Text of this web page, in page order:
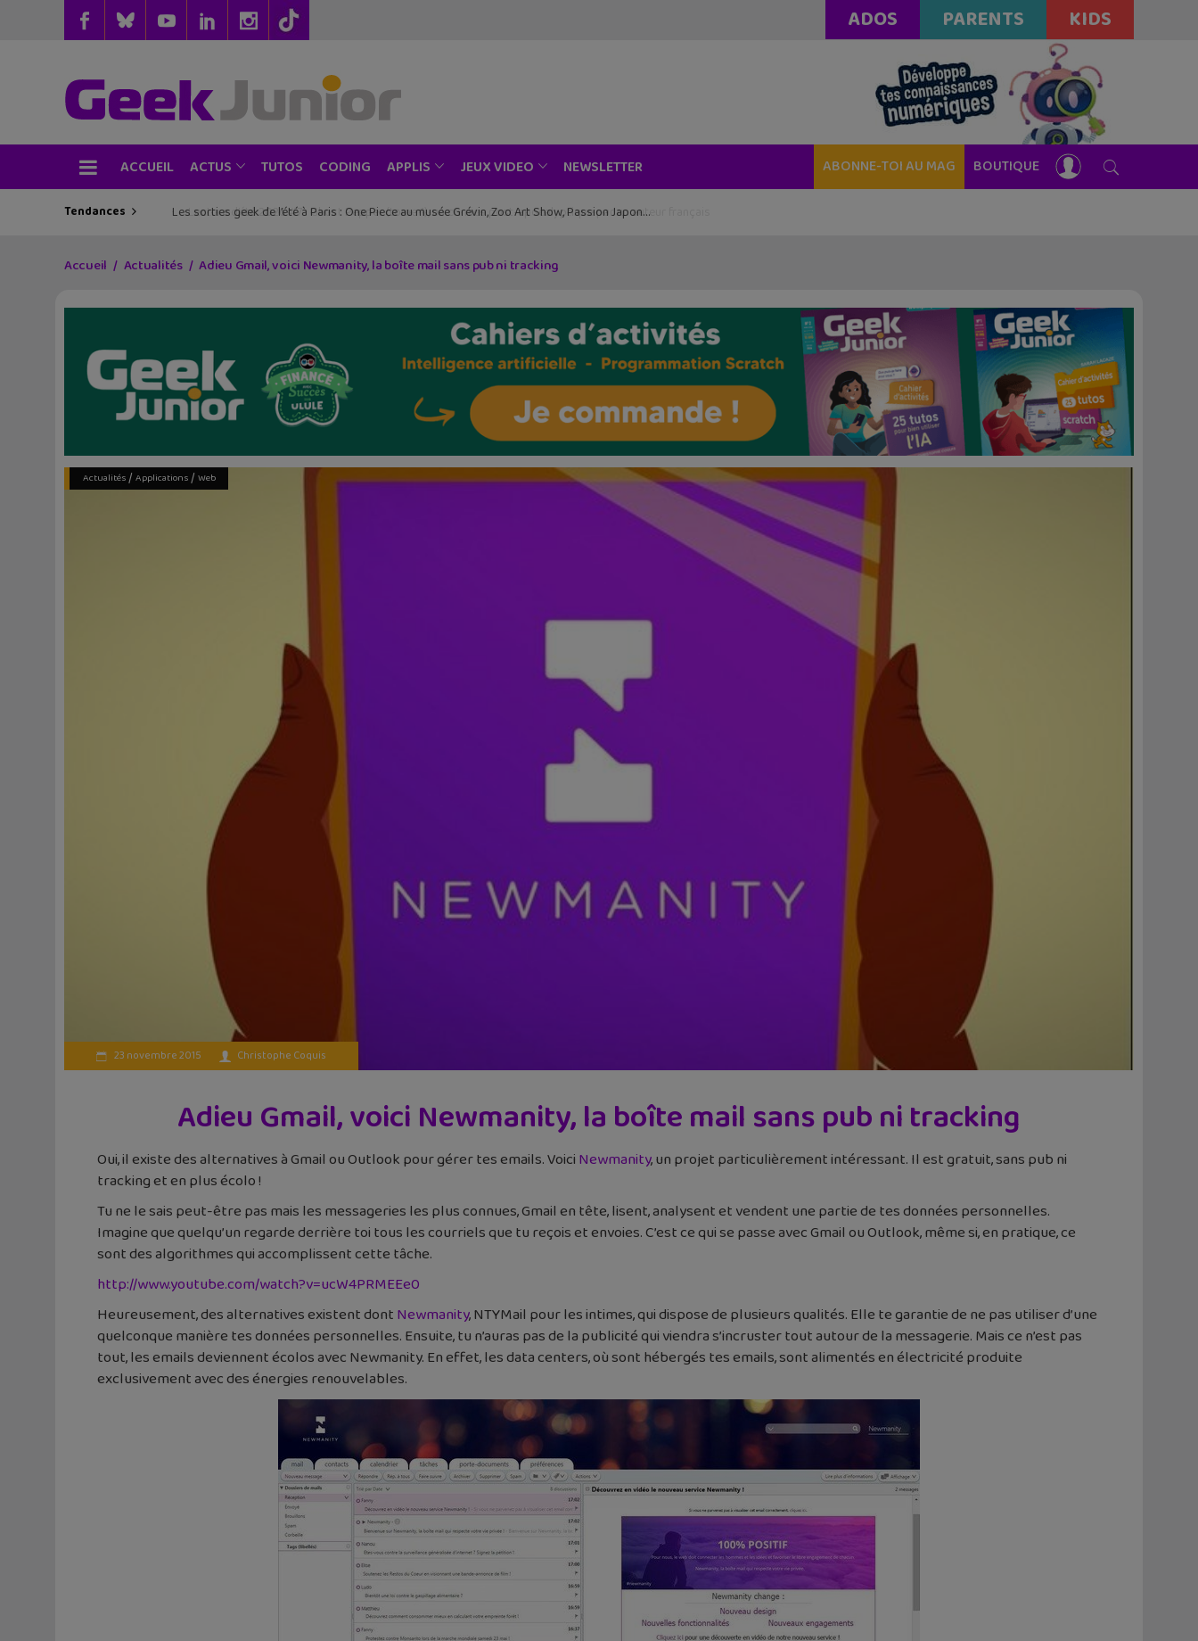
ADOS PARENTS KIDS
ACCUEIL ACTUS TUTOS CODING APPLIS JEUX VIDEO NEWSLETTER ABONNE-TOI AU MAG BOUTIQUE
Tendances Les sorties geek de l’été à Paris : One Piece au musée Grévin, Zoo Art Show, Passion Japon…
Accueil Actualités Adieu Gmail, voici Newmanity, la boîte mail sans pub ni tracking
Actualités/ Applications/ Web
23 novembre 2015 Christophe Coquis
Adieu Gmail, voici Newmanity, la boîte mail sans pub ni tracking
Oui, il existe des alternatives à Gmail ou Outlook pour gérer tes emails. VoiciNewmanity, un projet particulièrement intéressant. Il est gratuit, sans pub ni
tracking et en plus écolo !
Tu ne le sais peut-être pas mais les messageries les plus connues, Gmail en tête, lisent, analysent et vendent une partie de tes données personnelles.
Imagine que quelqu’un regarde derrière toi tous les courriels que tu reçois et envoies. C’est ce qui se passe avec Gmail ou Outlook, même si, en pratique, ce
sont des algorithmes qui accomplissent cette tâche.
http://www.youtube.com/watch?v=ucW4PRMEEe0
Heureusement, des alternatives existent dontNewmanity, NTYMail pour les intimes, qui dispose de plusieurs qualités. Elle te garantie de ne pas utiliser d’une
quelconque manière tes données personnelles. Ensuite, tu n’auras pas de la publicité qui viendra s’incruster tout autour de la messagerie. Mais ce n’est pas
tout, les emails deviennent écolos avec Newmanity. En effet, les data centers, où sont hébergés tes emails, sont alimentés en électricité produite
exclusivement avec des énergies renouvelables.